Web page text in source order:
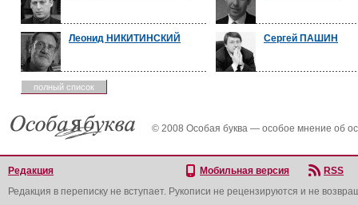
Леонид НИКИТИНСКИЙ Сергей ПАШИН
полный список
© 2008 Особая буква — особое мнение об
Редакция Мобильная версия
RSS
Редакция в переписку не вступает. Рукописи не рецензируются и не